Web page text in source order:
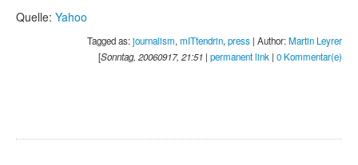
Quelle: Yahoo
Tagged as:journalism, mITtendrin, press | Author:Martin Leyrer
[Sonntag, 20060917, 21:51 | permanent link | 0 Kommentar(e)